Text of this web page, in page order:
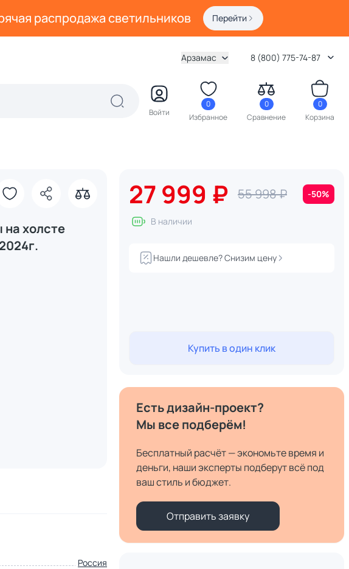
распродажа светильников Перейти
Арзамас 8 (800) 775-74-87
Войти
0
Избранное
0
Сравнение
0
Корзина
холсте
Россия
27 999 ₽ 55 998 ₽ -50%
В наличии
Нашли дешевле? Снизим цену
Купить в один клик
Есть дизайн-проект?
Мы все подберём!
Бесплатный расчёт — экономьте время и
деньги, наши эксперты подберут всё под
ваш стиль и бюджет.
Отправить заявку